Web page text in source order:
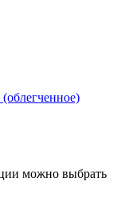
можно выбрать